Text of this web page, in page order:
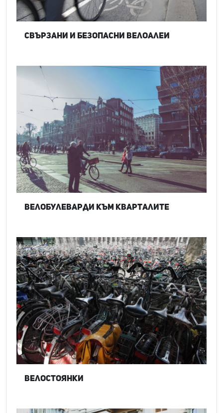
Свързани и безопасни велоалеи
Велобулеварди към кварталите
Велостоянки